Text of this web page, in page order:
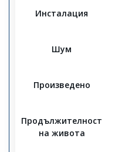
Инсталация
Шум
Произведено
Продължителност
на живота